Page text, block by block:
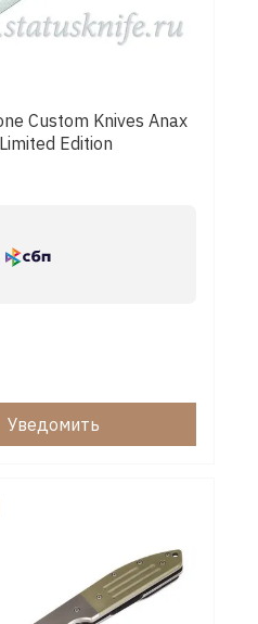
Custom Knives Anax
Edition
Уведомить